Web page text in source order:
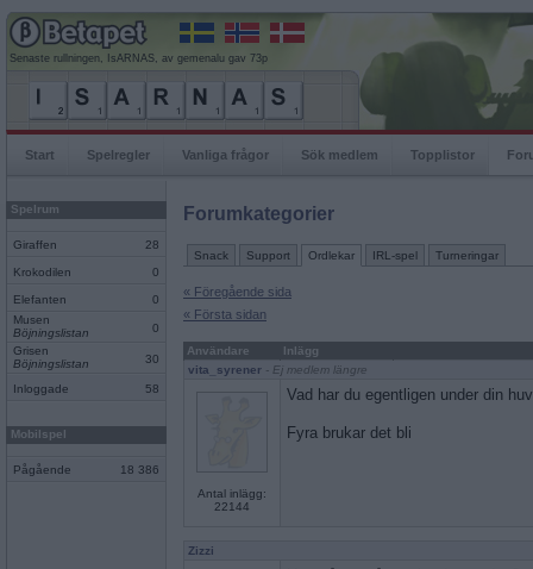
Senaste rullningen, IsARNAS, av gemenalu gav 73p
Start Spelregler Vanliga frågor Sök medlem Topplistor
Spelrum
Giraffen 28
Krokodilen 0
Elefanten
0
Musen
Böjningslistan
0
Grisen
Böjningslistan
30
Inloggade 58
Mobilspel
Pågående 18 386
Forumkategorier
Snack Support Ordlekar IRL-spel Turneringar
« Föregående sida
« Första sidan
Användare
Inlägg
vita_syrener - Ej medlem längre
Antal inlägg:
22144
Vad har du egentligen under din
Fyra brukar det bli
Zizzi